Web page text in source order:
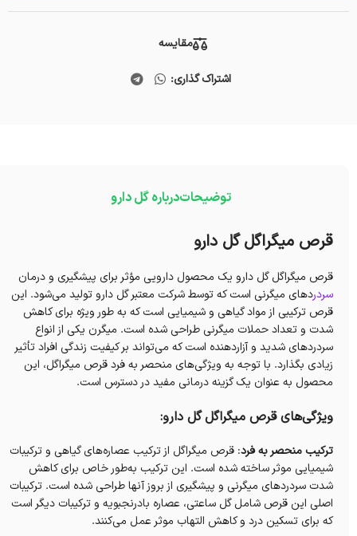
مقایسه
اشتراک گذاری:
توضیحاتدرباره گل دارو
قرص میگراگل گل دارو
قرص میگراگل گل دارو یک محصول دارویی مؤثر برای پیشگیری و درمان
سردردهای میگرنی است که توسط شرکت معتبر گل دارو تولید می‌شود. این
قرص ترکیبی از مواد گیاهی و شیمیایی است که به طور ویژه برای کاهش
شدت و تعداد حملات میگرنی طراحی شده است. میگرن یکی از انواع
سردردهای شدید و آزاردهنده است که می‌تواند بر کیفیت زندگی افراد تأثیر
زیادی بگذارد. با توجه به ویژگی‌های منحصر به فرد قرص میگراگل، این
محصول به عنوان یک گزینه درمانی مفید در دسترس است.
ویژگی‌های قرص میگراگل گل دارو:
ترکیب منحصر به فرد: قرص میگراگل از ترکیب عصاره‌های گیاهی و ترکیبات
شیمیایی موثر ساخته شده است. این ترکیب به‌طور خاص برای کاهش
شدت سردردهای میگرنی و پیشگیری از بروز آنها طراحی شده است. ترکیبات
اصلی این قرص شامل گل ساعتی، عصاره بادرنجبویه و ترکیبات دیگر است
که برای تسکین درد و کاهش التهاب موثر عمل می‌کنند.